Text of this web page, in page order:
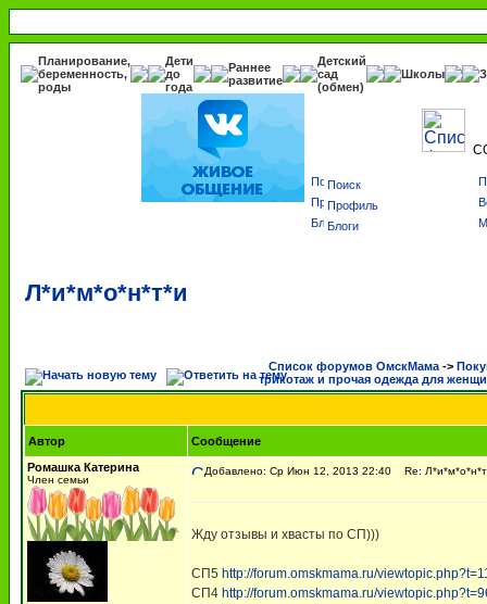
Планирование,
беременность,
роды
Дети
до
года
Раннее
развитие
Детский
сад
(обмен)
Школы
Поиск
Профиль
Блоги
Л*и*м*о*н*т*и
Список форумов ОмскМама ->
трикотаж и прочая одежда для
Автор
Сообщение
Ромашка Катерина
Член семьи
Добавлено: Ср Июн 12, 2013 22:40 Re:
Жду отзывы и хвасты по СП)))
СП5 http://forum.omskmama.ru/
СП4 http://forum.omskmama.ru/